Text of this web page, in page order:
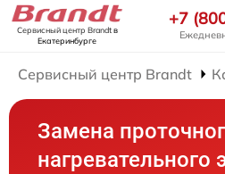
Сервисный центр Brandtв
Екатеринбурге
+7
Сервисный центр Brandt
Замена
нагревательного